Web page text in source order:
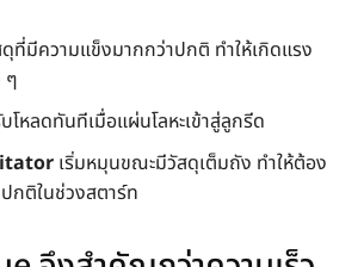
ที่มีความแข็งมากกว่าปกติ ทำให้เกิดแรง
ๆ
โหลดทันทีเมื่อแผ่นโลหะเข้าสู่ลูกรีด
เริ่มหมุนขณะมีวัสดุเต็มถัง ทำให้ต้อง
กติในช่วงสตาร์ท